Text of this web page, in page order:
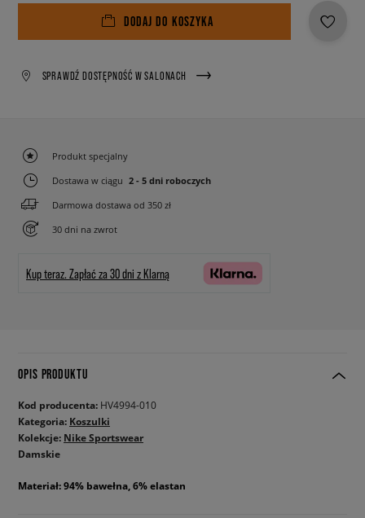
DODAJ DO KOSZYKA
SPRAWDŹ DOSTĘPNOŚĆ W SALONACH
Produkt specjalny
Dostawa w ciągu 2 - 5 dni roboczych
Darmowa dostawa od 350 zł
30 dni na zwrot
Kup teraz. Zapłać za 30 dni z Klarną
OPIS PRODUKTU
Kod producenta: HV4994-010
Kategoria: Koszulki
Kolekcje: Nike Sportswear
Damskie
Materiał: 94% bawełna, 6% elastan